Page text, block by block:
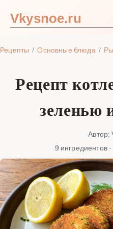
Vkysnoe.ru
Рецепты Основные блюда
Рецепт
зеленью
Автор:
9 ингредиентов